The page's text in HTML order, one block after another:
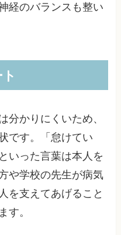
経のバランスも整い
分かりにくいため、
です。「怠けてい
いった言葉は本人を
や学校の先生が病気
を支えてあげること
す。